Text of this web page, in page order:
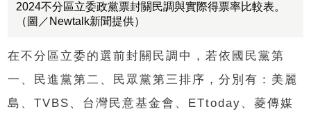
2024不分區立委政黨票封關民調與實際得票率比較表。
（圖／Newtalk新聞提供）
在不分區立委的選前封關民調中，若依國民黨第
一、民進黨第二、民眾黨第三排序，分別有：美麗
島、TVBS、台灣民意基金會、ETtoday、菱傳媒